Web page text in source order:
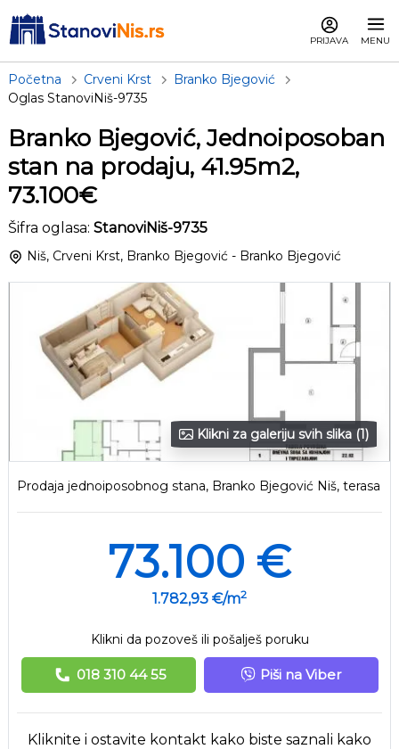
PRIJAVA MENU
Početna Crveni Krst
Branko Bjegović
Oglas StanoviNiš-9735
Branko Bjegović, Jednoiposoban
stan na prodaju, 41.95m2,
73.100€
Šifra oglasa: StanoviNiš-9735
Niš, Crveni Krst, Branko Bjegović - Branko Bjegović
Klikni za galeriju svih slika (1)
Prodaja jednoiposobnog stana, Branko Bjegović Niš, terasa
73.100 €
1.782,93 €/m2
Klikni da pozoveš ili pošalješ poruku
018 310 44 55 Piši na Viber
Kliknite i ostavite kontakt kako biste saznali kako